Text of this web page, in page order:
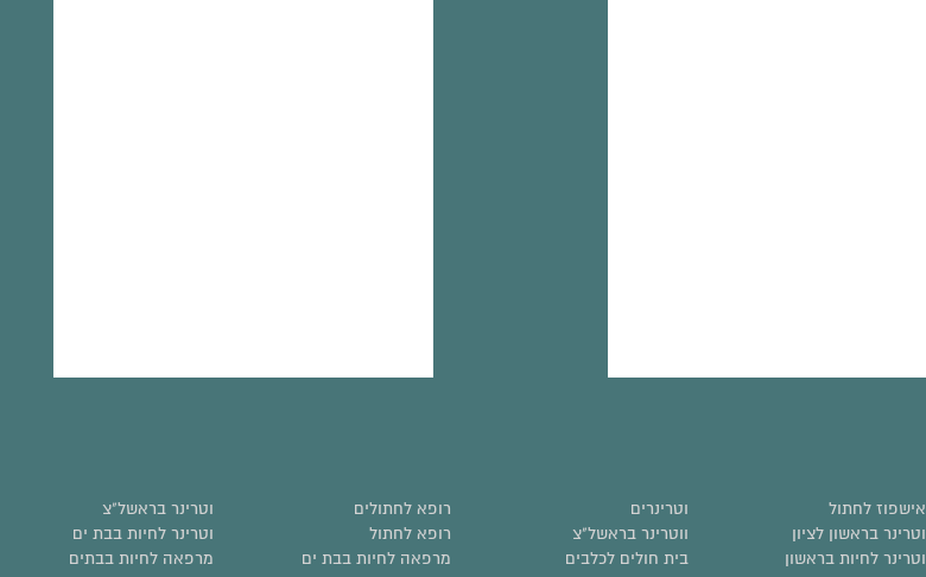
אישפוז לחתול וטרינרים רופא לחתולים
וטרינר בראשל"צ
וטרינר בראשון לציון ווטרינר בראשל"צ רופא לחתול
וטרינר לחיות בבת ים
וטרינר לחיות בראשון בית חולים לכלבים מרפאה לחיות בבת ים
מרפאה לחיות בבתים